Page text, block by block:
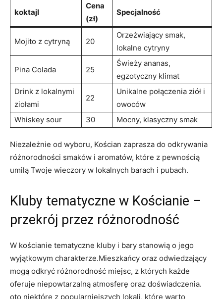
koktajl
Cena
(zł)
Specjalność
Mojito z cytryną 20
Orzeźwiający smak,
lokalne cytryny
Pina Colada 25
Świeży ananas,
egzotyczny klimat
Drink z lokalnymi
ziołami
22
Unikalne połączenia ziół i
owoców
Whiskey sour
30 Mocny, klasyczny smak
Niezależnie od wyboru, Kościan zaprasza do odkrywania
różnorodności smaków i aromatów, które z pewnością
umilą Twoje wieczory w lokalnych barach i pubach.
Kluby tematyczne w Kościanie –
przekrój przez różnorodność
W kościanie tematyczne kluby i bary stanowią o jego
wyjątkowym charakterze.Mieszkańcy oraz odwiedzający
mogą odkryć różnorodność miejsc, z których każde
oferuje niepowtarzalną atmosferę oraz doświadczenia.
oto niektóre z popularniejszych lokali, które warto